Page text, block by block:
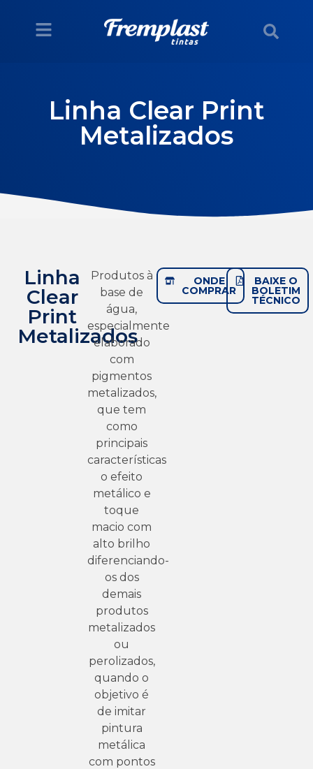
Linha Clear Print
Metalizados
Linha
Clear
Print
Metalizados
Produtos à
base de
água,
especialmente
elaborado
com
pigmentos
metalizados,
que tem
como
principais
características
o efeito
metálico e
toque
macio com
alto brilho
diferenciando-
os dos
demais
produtos
metalizados
ou
perolizados,
quando o
objetivo é
de imitar
pintura
metálica
com pontos
ONDE
COMPRAR
BAIXE O
BOLETIM
TÉCNICO